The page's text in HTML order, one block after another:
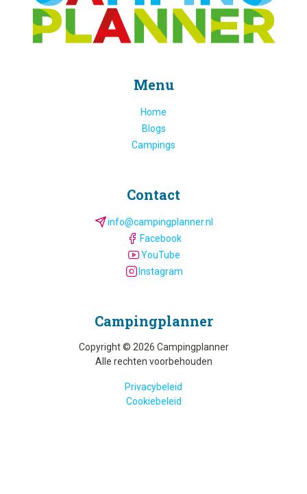
Menu
Home
Blogs
Campings
Contact
info@campingplanner.nl
Facebook
YouTube
Instagram
Camping­planner
Copyright © 2026 Campingplanner
Alle rechten voorbehouden
Privacybeleid
Cookiebeleid